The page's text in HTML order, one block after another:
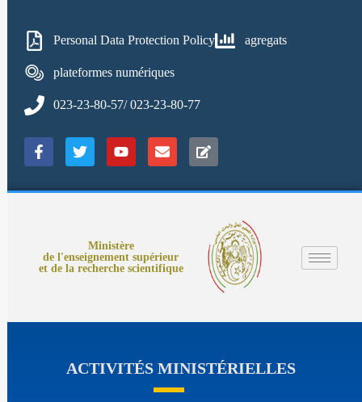
Personal Data Protection Policy agregats
plateformes numériques
023-23-80-57/ 023-23-80-77
Ministère
de l'enseignement supérieur
et de la recherche scientifique
ACTIVITÉS MINISTÉRIELLES